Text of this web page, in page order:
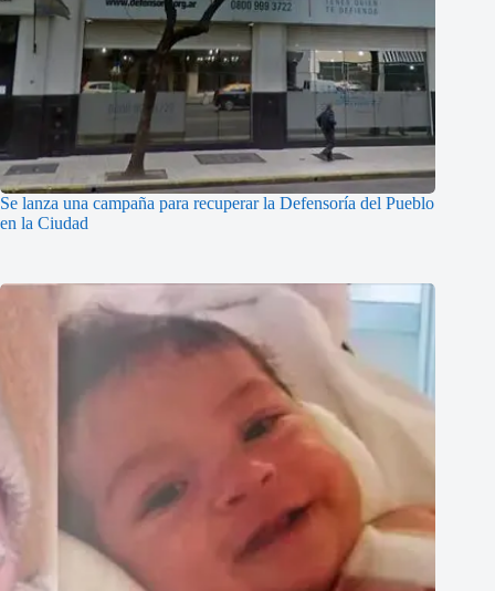
Se lanza una campaña para recuperar la Defensoría del Pueblo
en la Ciudad